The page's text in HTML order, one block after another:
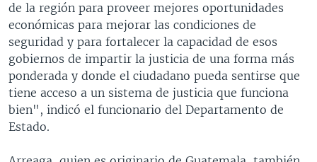
de la región para proveer mejores oportunidades
económicas para mejorar las condiciones de
seguridad y para fortalecer la capacidad de esos
gobiernos de impartir la justicia de una forma más
ponderada y donde el ciudadano pueda sentirse que
tiene acceso a un sistema de justicia que funciona
bien", indicó el funcionario del Departamento de
Estado.